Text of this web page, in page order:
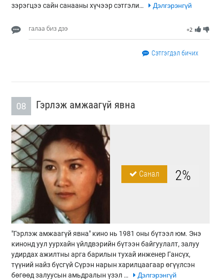
зэрэгцээ сайн санааны хүчээр сэтгэли…
Дэлгэрэнгүй
+2
галаа биз дээ
Сэтгэгдэл бичих
08 Гэрлэж амжаагүй явна
Санал 2%
"Гэрлэж амжаагүй явна" кино нь 1981 оны бүтээл юм. Энэ
кинонд уул уурхайн үйлдвэрийн бүтээн байгуулалт, залуу
удирдах ажилтны арга барилын тухай инженер Гансүх,
түүний найз бүсгүй Сүрэн нарын харилцаагаар өгүүлсэн
бөгөөд залуусын амьдралын үзэл …
Дэлгэрэнгүй